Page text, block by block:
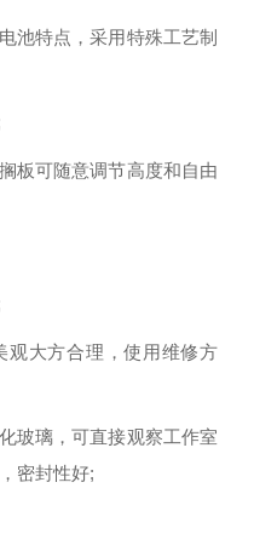
池特点，采用特殊工艺制
板可随意调节高度和自由
观大方合理，使用维修方
玻璃，可直接观察工作室
密封性好;